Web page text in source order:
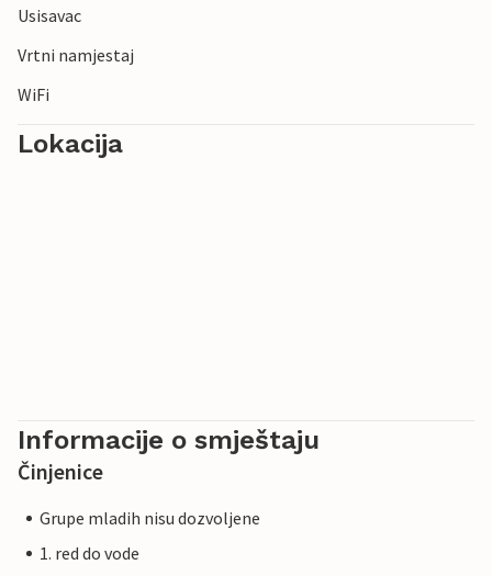
Usisavac
Vrtni namjestaj
WiFi
Lokacija
Informacije o smještaju
Činjenice
Grupe mladih nisu dozvoljene
1. red do vode